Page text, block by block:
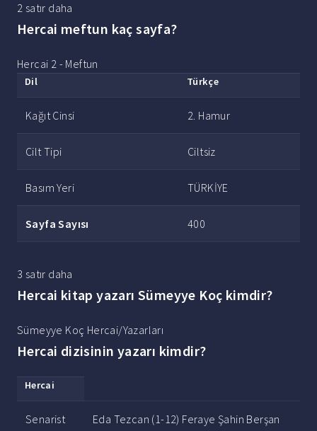
2 satır daha
Hercai meftun kaç sayfa?
Hercai 2 - Meftun
Dil Türkçe
Kağıt Cinsi 2. Hamur
Cilt Tipi Ciltsiz
Basım Yeri TÜRKİYE
Sayfa Sayısı 400
3 satır daha
Hercai kitap yazarı Sümeyye Koç kimdir?
Sümeyye Koç Hercai/Yazarları
Hercai dizisinin yazarı kimdir?
Hercai
Senarist
Eda Tezcan (1-12) Feraye Şahin Berşan